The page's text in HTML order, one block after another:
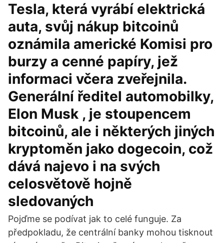
Tesla, která vyrábí elektrická
auta, svůj nákup bitcoinů
oznámila americké Komisi pro
burzy a cenné papíry, jež
informaci včera zveřejnila.
Generální ředitel automobilky,
Elon Musk , je stoupencem
bitcoinů, ale i některých jiných
kryptoměn jako dogecoin, což
dává najevo i na svých
celosvětově hojně
sledovaných
Pojďme se podívat jak to celé funguje. Za
předpokladu, že centrální banky mohou tisknout